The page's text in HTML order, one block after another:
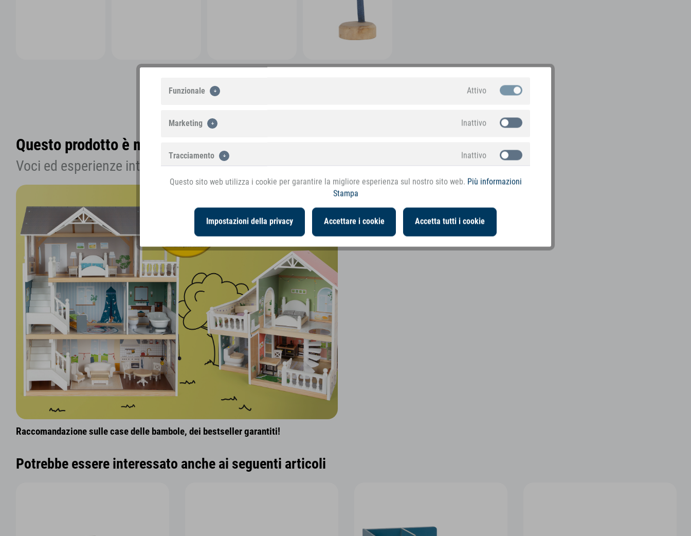
Vedere altre immagini
Questo prodotto è menzionato nel blog
Voci ed esperienze interessanti sull'articolo
Raccomandazione sulle case delle bambole, dei bestseller garantiti!
Potrebbe essere interessato anche ai seguenti articoli
Funzionale Attivo
Marketing Inattivo
Tracciamento Inattivo
Questo sito web utilizza i cookie per garantire la migliore esperienza sul nostro sito web. Più informazioni
Stampa
Impostazioni della privacy Accettare i cookie Accetta tutti i cookie